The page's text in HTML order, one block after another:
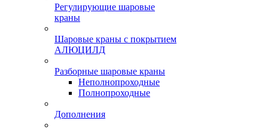
Регулирующие шаровые
краны
Шаровые краны с покрытием
АЛЮЦИЛД
Разборные шаровые краны
Неполнопроходные
Полнопроходные
Дополнения